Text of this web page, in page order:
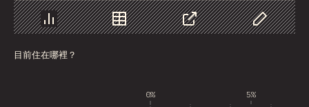
圖表 資料 分享
自訂資料
目前住在哪裡？
0% 5%